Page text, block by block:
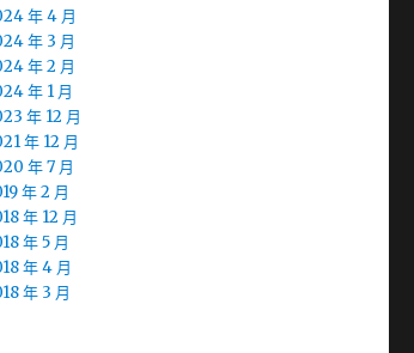
年 4 月
年 3 月
年 2 月
年 1 月
年 12 月
年 12 月
年 7 月
年 2 月
年 12 月
年 5 月
年 4 月
年 3 月